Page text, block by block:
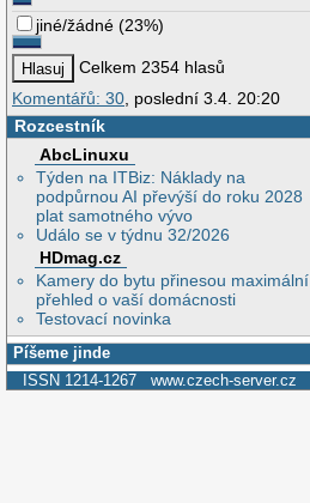
jiné/žádné (23%)
Celkem 2354 hlasů
Komentářů: 30 , poslední 3.4. 20:20
Rozcestník
AbcLinuxu
Týden na ITBiz: Náklady na
podpůrnou AI převýší do roku 2028
plat samotného vývo
Událo se v týdnu 32/2026
HDmag.cz
Kamery do bytu přinesou maximální
přehled o vaší domácnosti
Testovací novinka
Píšeme jinde
ISSN 1214-1267 www.czech-server.cz